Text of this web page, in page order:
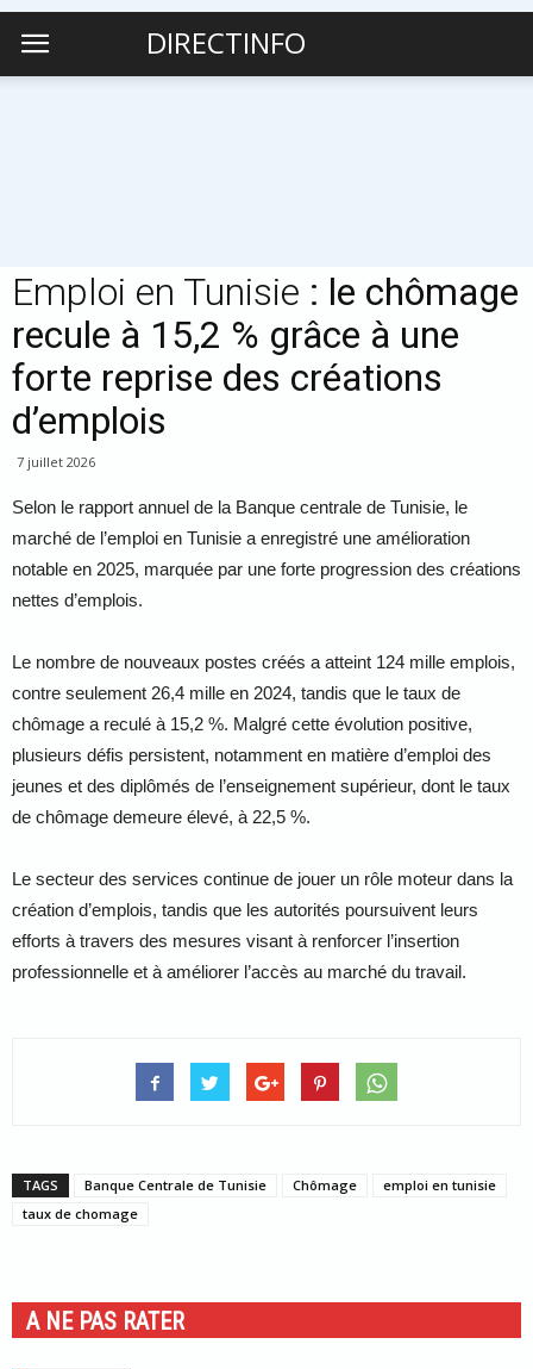
DIRECTINFO
Emploi en Tunisie : le chômage
recule à 15,2 % grâce à une
forte reprise des créations
d’emplois
7 juillet 2026
Selon le rapport annuel de la Banque centrale de Tunisie, le
marché de l’emploi en Tunisie a enregistré une amélioration
notable en 2025, marquée par une forte progression des créations
nettes d’emplois.
Le nombre de nouveaux postes créés a atteint 124 mille emplois,
contre seulement 26,4 mille en 2024, tandis que le taux de
chômage a reculé à 15,2 %. Malgré cette évolution positive,
plusieurs défis persistent, notamment en matière d’emploi des
jeunes et des diplômés de l’enseignement supérieur, dont le taux
de chômage demeure élevé, à 22,5 %.
Le secteur des services continue de jouer un rôle moteur dans la
création d’emplois, tandis que les autorités poursuivent leurs
efforts à travers des mesures visant à renforcer l’insertion
professionnelle et à améliorer l’accès au marché du travail.
TAGS Banque Centrale de Tunisie Chômage
emploi en tunisie
taux de chomage
A NE PAS RATER